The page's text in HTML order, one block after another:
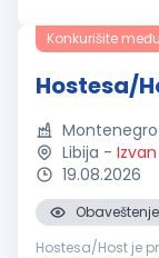
telefona, praćenje
Konkurišite
Hostesa/
Libija -
19.08.2026
Hostesa/Host je